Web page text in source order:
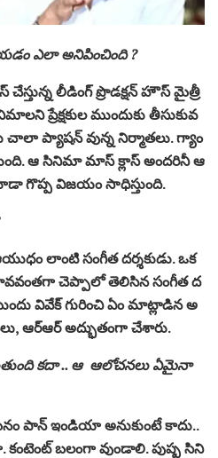
ఎలా అనిపించింది ?
లీడింగ్ ప్రొడక్షన్ హౌస్ మైత్రీ
ప్రేక్షకుల ముందుకు తీసుకువ
చాలా ప్యాషన్ వున్న నిర్మాతలు. గ్యాం
ఆ సినిమా మాస్ క్లాస్ అందరినీ ఆ
గొప్ప విజయం సాధిస్తుంది.
లాంటి సంగీత దర్శకుడు. ఒక
చెప్పాలో తెలిసిన సంగీత ద
వివేక్ గురించి ఏం మాట్లాడిన అ
ఆర్ఆర్ అద్భుతంగా చేశారు.
కదా .. ఆ ఆలోచనలు ఏమైనా
పాన్ ఇండియా అనుకుంటే కాదు..
కంటెంట్ బలంగా వుండాలి. పుష్ప సిని